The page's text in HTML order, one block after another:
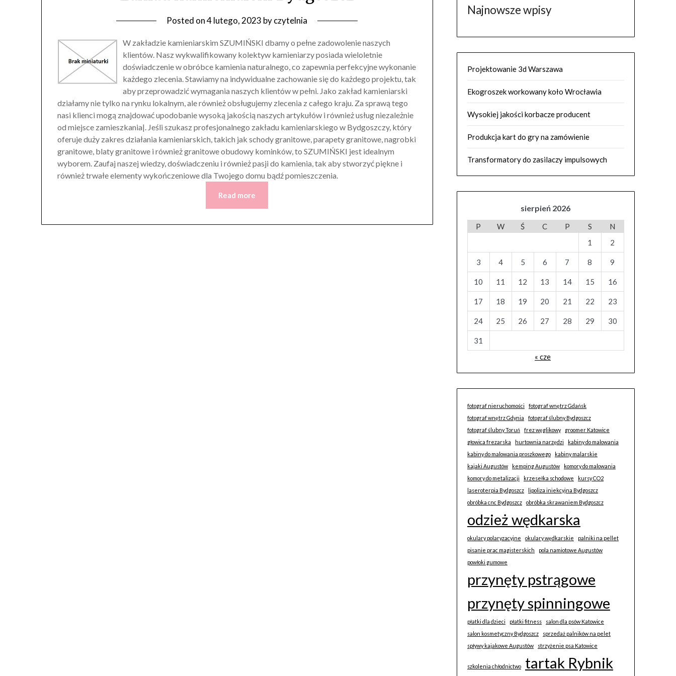
Posted on4 lutego, 2023 byczytelnia
W zakładzie kamieniarskim SZUMIŃSKI dbamy o pełne zadowolenie naszych
klientów. Nasz wykwalifikowany kolektyw kamieniarzy posiada wieloletnie
doświadczenie w obróbce kamienia naturalnego, co zapewnia perfekcyjne wykonanie
każdego zlecenia. Stawiamy na indywidualne zachowanie się do każdego projektu, tak
aby przeprowadzić wymagania naszych klientów w pełni. Jako zakład kamieniarski
działamy nie tylko na rynku lokalnym, ale również obsługujemy zlecenia z całego kraju. Za sprawą tego
nasi klienci mogą znajdować upodobanie wysoką jakością naszych artykułów i również usług niezależnie
od miejsce zamieszkania|. Jeśli szukasz profesjonalnego zakładu kamieniarskiego w Bydgoszczy, który
oferuje duży zakres działania kamieniarskich, takich jak schody granitowe, parapety granitowe, nagrobki
granitowe, blaty granitowe i również granitowe obudowy kominków, to SZUMIŃSKI jest idealnym
wyborem. Zaufaj naszej wiedzy, doświadczeniu i również pasji do kamienia, tak aby stworzyć piękne i
również trwałe elementy wykończeniowe dla Twojego domu bądź pomieszczenia.
Read more
Najnowsze wpisy
Projektowanie 3d Warszawa
Ekogroszek workowany koło Wrocławia
Wysokiej jakości korbacze producent
Produkcja kart do gry na zamówienie
Transformatory do zasilaczy impulsowych
sierpień 2026
P W Ś C P S
N
1
2
3 4 5 6 7 8 9
10 11 12 13 14 15 16
17 18 19 20 21 22 23
24 25 26 27 28 29 30
31
« cze
fotograf nieruchomości
fotograf wnętrz Gdańsk
fotograf wnętrz Gdynia
fotograf ślubny Bydgoszcz
fotograf ślubny Toruń
frez węglikowy
groomer Katowice
głowica frezarska
hurtownia narzędzi
kabiny do malowania
kabiny do malowania proszkowego
kabiny malarskie
kajaki Augustów
kemping Augustów
komory do malowania
komory do metalizacji
krzesełka schodowe
kursy CO2
laseroterpia Bydgoszcz
lipoliza iniekcyjna Bydgoszcz
obróbka cnc Bydgoszcz
obróbka skrawaniem Bydgoszcz
odzież wędkarska
okulary polaryzacyjne okulary wędkarskie
palniki na pellet
pisanie prac magisterskich
pola namiotowe Augustów
powłoki gumowe
przynęty pstrągowe
przynęty spinningowe
płatki dla dzieci płatki fitness
salon dla psów Katowice
salon kosmetyczny Bydgoszcz
sprzedaż palników na pelet
spływy kajakowe Augustów
strzyżenie psa Katowice
szkolenia chłodnictwo tartak Rybnik